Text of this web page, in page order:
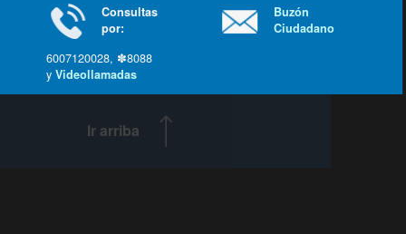
Consultas
por:
6007120028, ✽8088
yVideollamadas
Buzón
Ciudadano